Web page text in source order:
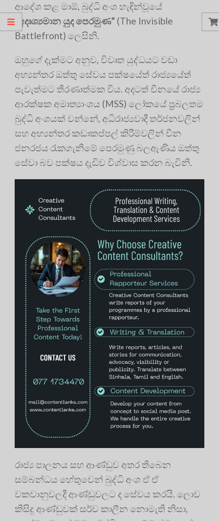
ආදේශ කළ මාඕ, බුද්ධි අංශ හැඳින්වූයේ
“අදෘශ්‍යමාන යුද පෙරමුණ” (The Invisible
Battlefront) ලෙසිනි.
ඔහුගේ දැක්මට අනුව, විවෘත යුද්ධයට වඩා
අභ්‍යන්තර ඔත්තු සේවය පක්ෂයේත් රාජ්‍යයේත්
පැවැත්මට තීරණාත්මක විය. අදටත් චීනයේ රාජ්‍ය
ආරක්ෂක අමාත්‍යාංශය (MSS) ලෝකයේ ප්‍රබලතම
බුද්ධි අංශයක් වන්නේ, අධිරාජ්‍යවාදී තර්ජනවලින්
සහ අභ්‍යන්තර කඩාකප්පල් කිරීම්වලින් චීන
ජනරජය රැකගැනීමේ පෙරමුණු බලඇණිය ඔත්තු
සේවා බව පක්ෂය දැඩිව විශ්වාස කරන බැවිනි.
රාජ්‍ය පාලනය සහ ආණ්ඩුව අතර තිබෙන
සම්බන්ධය හේතුවෙන් බුද්ධි අංශ ඒ ඒ
වකවානුවලදී ආණ්ඩුවලට ද සේවය කරයි. ලොව
කිසිදු ආණ්ඩුවක් සර්ව කාලීන නොමැති නිසා,